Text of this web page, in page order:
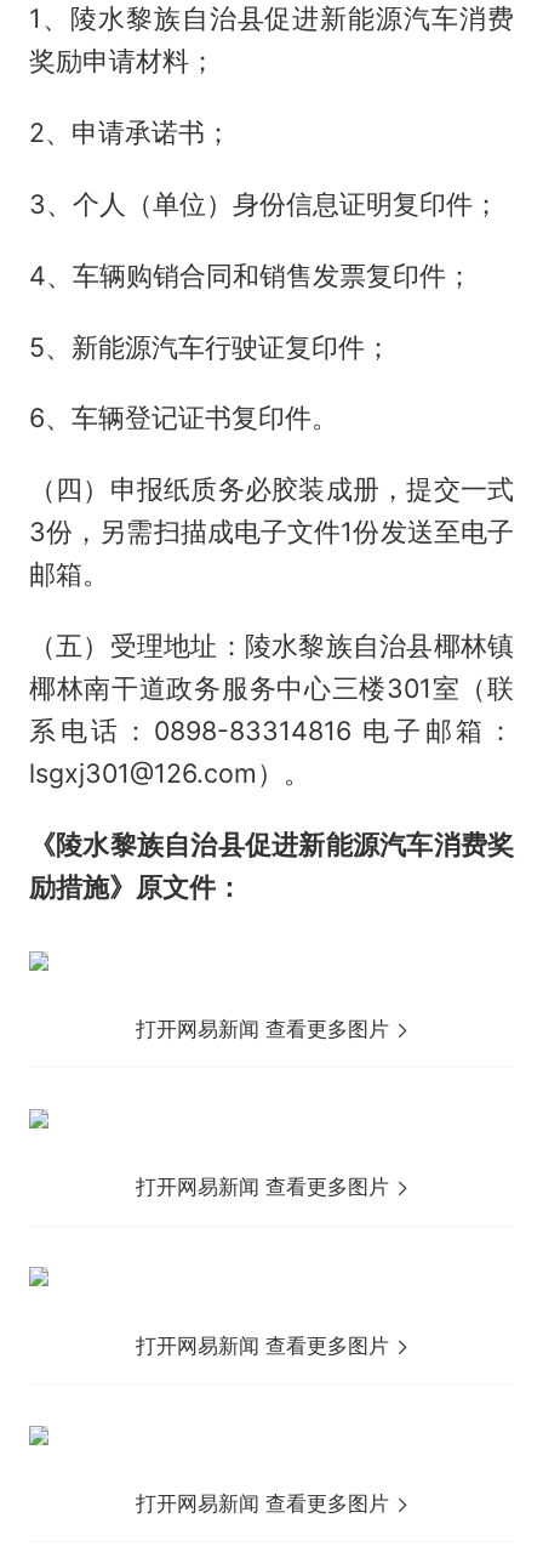
1、陵水黎族自治县促进新能源汽车消费
奖励申请材料；
2、申请承诺书；
3、个人（单位）身份信息证明复印件；
4、车辆购销合同和销售发票复印件；
5、新能源汽车行驶证复印件；
6、车辆登记证书复印件。
（四）申报纸质务必胶装成册，提交一式
3份，另需扫描成电子文件1份发送至电子
邮箱。
（五）受理地址：陵水黎族自治县椰林镇
椰林南干道政务服务中心三楼301室（联
系电话：0898-83314816 电子邮箱：
lsgxj301@126.com）。
《陵水黎族自治县促进新能源汽车消费奖
励措施》原文件：
打开网易新闻 查看更多图片
打开网易新闻 查看更多图片
打开网易新闻 查看更多图片
打开网易新闻 查看更多图片